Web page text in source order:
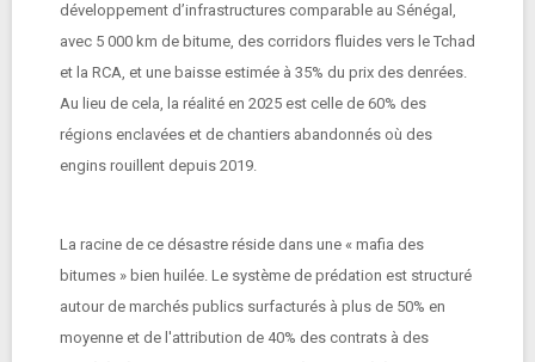
développement d’infrastructures comparable au Sénégal,
avec 5 000 km de bitume, des corridors fluides vers le Tchad
et la RCA, et une baisse estimée à 35% du prix des denrées.
Au lieu de cela, la réalité en 2025 est celle de 60% des
régions enclavées et de chantiers abandonnés où des
engins rouillent depuis 2019.
La racine de ce désastre réside dans une « mafia des
bitumes » bien huilée. Le système de prédation est structuré
autour de marchés publics surfacturés à plus de 50% en
moyenne et de l'attribution de 40% des contrats à des